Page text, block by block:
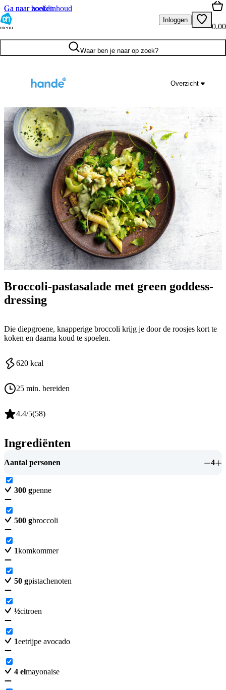
Ga naar hoofdinhoud
Ga naar zoeken
menu
Inloggen
0.00
Waar ben je naar op zoek?
Overzicht
Broccoli-pastasalade met green goddess-
dressing
Die diepgroene, knapperige broccoli krijg je door de roosjes kort te
koken en daarna koud te spoelen.
620 kcal
25 min. bereiden
4.4/5(58)
Ingrediënten
Aantal personen 4
300 gpenne
500 gbroccoli
1komkommer
50 gpistachenoten
½citroen
1eetrijpe avocado
4 elmayonaise